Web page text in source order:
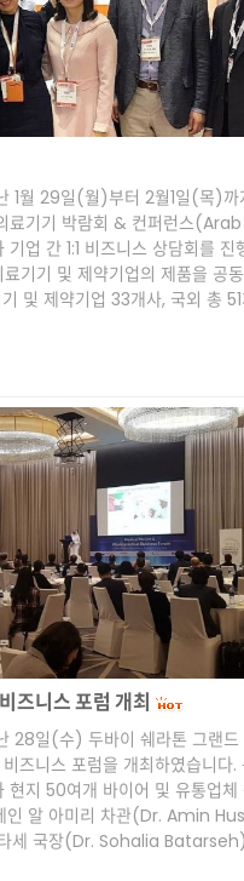
1월 29일(월)부터 2월1일(목)까
료기기 박람회 & 컨퍼런스
업 간 1:1 비즈니스 상담회를 진
기기 및 제약기업의 제품을 공
및 제약기업 33개사, 국외 총
즈니스 포럼 개최
28일(수) 두바이 쉐라톤 그랜드
즈니스 포럼을 개최하였습니다.
현지 50여개 바이어 및 유통업체
인 알 아미리 차관(Dr. Amin
세 국장(Dr. Sohalia